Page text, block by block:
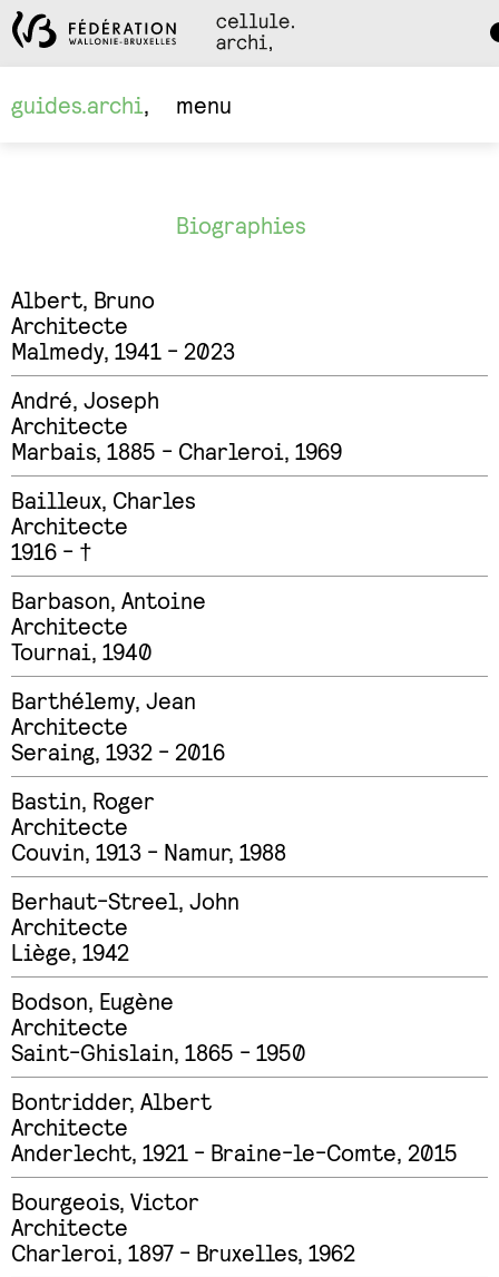
guides.archi
menu
Biographies
Albert, Bruno
Architecte
Malmedy, 1941 - 2023
André, Joseph
Architecte
Marbais, 1885 - Charleroi, 1969
Bailleux, Charles
Architecte
1916 - †
Barbason, Antoine
Architecte
Tournai, 1940
Barthélemy, Jean
Architecte
Seraing, 1932 - 2016
Bastin, Roger
Architecte
Couvin, 1913 - Namur, 1988
Berhaut-Streel, John
Architecte
Liège, 1942
Bodson, Eugène
Architecte
Saint-Ghislain, 1865 - 1950
Bontridder, Albert
Architecte
Anderlecht, 1921 - Braine-le-Comte, 2015
Bourgeois, Victor
Architecte
Charleroi, 1897 - Bruxelles, 1962